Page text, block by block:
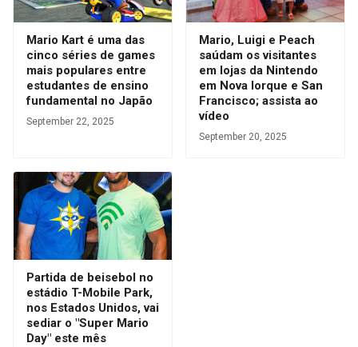
Mario Kart é uma das
cinco séries de games
mais populares entre
estudantes de ensino
fundamental no Japão
September 22, 2025
Mario, Luigi e Peach
saúdam os visitantes
em lojas da Nintendo
em Nova Iorque e San
Francisco; assista ao
vídeo
September 20, 2025
Partida de beisebol no
estádio T-Mobile Park,
nos Estados Unidos, vai
sediar o "Super Mario
Day" este mês